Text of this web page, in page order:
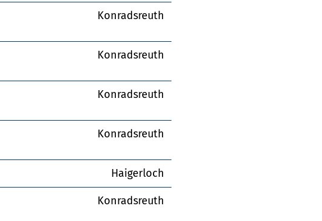
Konradsreuth
Konradsreuth
Konradsreuth
Konradsreuth
Haigerloch
Konradsreuth